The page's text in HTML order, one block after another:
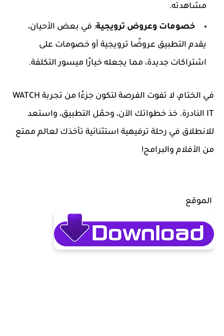
مشاهدته.
خصومات وعروض ترويجية: في بعض الأحيان،
يقدم التطبيق عروضًا ترويجية أو خصومات على
اشتراكات جديدة، مما يجعله خيارًا ميسور التكلفة.
في الختام، لا تفوت الفرصة لتكون جزءًا من تجربة WATCH
IT النادرة. خذ خطواتك الآن، وحمّل التطبيق، واستعد
للانطلاق في رحلة ترفيهية استثنائية تأخذك لعالم ممتع
من الأفلام والبرامج!
الموقع